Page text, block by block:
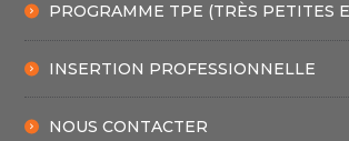
PROGRAMME TPE (TRÈS PETITES
INSERTION PROFESSIONNELLE
NOUS CONTACTER